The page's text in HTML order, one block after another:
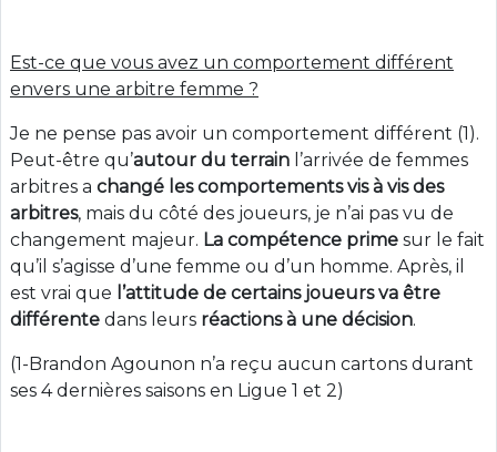
Est-ce que vous avez un comportement différent
envers une arbitre femme ?
Je ne pense pas avoir un comportement différent (1).
Peut-être qu’autour du terrain l’arrivée de femmes
arbitres a changé les comportements vis à vis des
arbitres, mais du côté des joueurs, je n’ai pas vu de
changement majeur. La compétence prime sur le fait
qu’il s’agisse d’une femme ou d’un homme. Après, il
est vrai que l’attitude de certains joueurs va être
différente dans leurs réactions à une décision.
(1-Brandon Agounon n’a reçu aucun cartons durant
ses 4 dernières saisons en Ligue 1 et 2)